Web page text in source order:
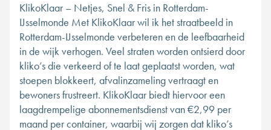
KlikoKlaar – Netjes, Snel & Fris in Rotterdam-
IJsselmonde Met KlikoKlaar wil ik het straatbeeld in
Rotterdam-IJsselmonde verbeteren en de leefbaarheid
in de wijk verhogen. Veel straten worden ontsierd door
kliko’s die verkeerd of te laat geplaatst worden, wat
stoepen blokkeert, afvalinzameling vertraagt en
bewoners frustreert. KlikoKlaar biedt hiervoor een
laagdrempelige abonnementsdienst van €2,99 per
maand per container, waarbij wij zorgen dat kliko’s